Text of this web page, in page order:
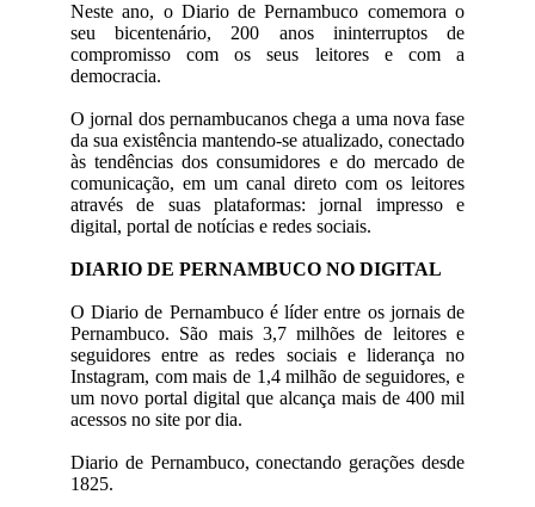
Neste ano, o Diario de Pernambuco comemora o
seu bicentenário, 200 anos ininterruptos de
compromisso com os seus leitores e com a
democracia.
O jornal dos pernambucanos chega a uma nova fase
da sua existência mantendo-se atualizado, conectado
às tendências dos consumidores e do mercado de
comunicação, em um canal direto com os leitores
através de suas plataformas: jornal impresso e
digital, portal de notícias e redes sociais.
DIARIO DE PERNAMBUCO NO DIGITAL
O Diario de Pernambuco é líder entre os jornais de
Pernambuco. São mais 3,7 milhões de leitores e
seguidores entre as redes sociais e liderança no
Instagram, com mais de 1,4 milhão de seguidores, e
um novo portal digital que alcança mais de 400 mil
acessos no site por dia.
Diario de Pernambuco, conectando gerações desde
1825.